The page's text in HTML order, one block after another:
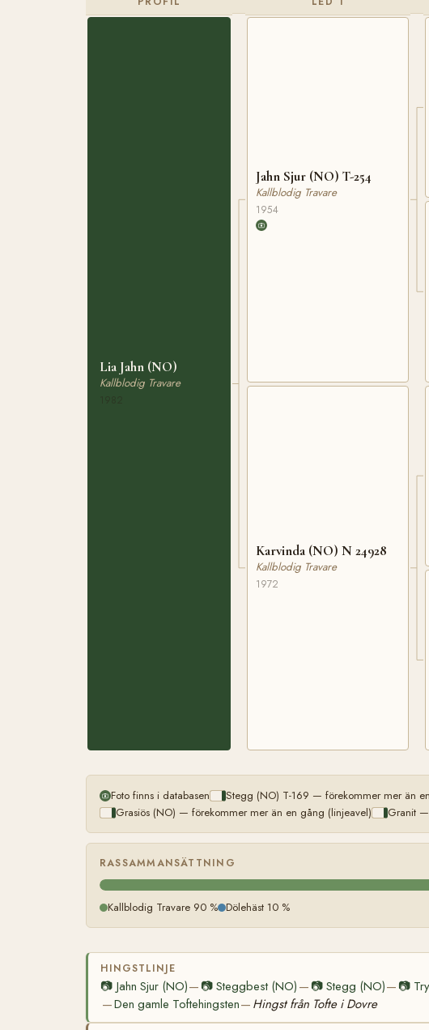
Lia Jahn (NO)
Kallblodig Travare
Jahn Sjur (NO) T-254
Kallblodig Travare
1954
Karvinda (NO) N 24928
Kallblodig Travare
1972
Foto finns i databasen Stegg (NO) T-169 — förekommer mer än
Grasiös (NO) — förekommer mer än en gång (linjeavel)
Granit
RASSAMMANSÄTTNING
Kallblodig Travare 90 % Dölehäst 10 %
HINGSTLINJE
📷 Jahn Sjur (NO)— 📷Steggbest (NO) — 📷 Stegg (NO)— 📷
—Den gamle Toftehingsten— Hingst från Tofte i Dovre